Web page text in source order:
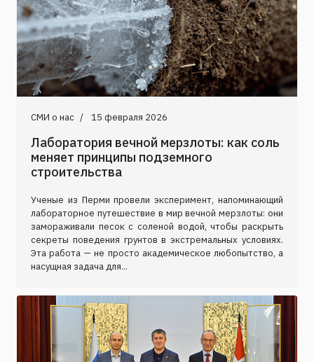
СМИ о нас 15 февраля 2026
Лаборатория вечной мерзлоты: как соль
меняет принципы подземного
строительства
Ученые из Перми провели эксперимент, напоминающий
лабораторное путешествие в мир вечной мерзлоты: они
замораживали песок с соленой водой, чтобы раскрыть
секреты поведения грунтов в экстремальных условиях.
Эта работа — не просто академическое любопытство, а
насущная задача для...